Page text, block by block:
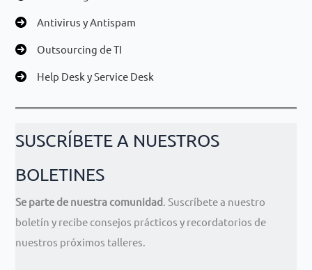
Antivirus y Antispam
Outsourcing de TI
Help Desk y Service Desk
SUSCRÍBETE A NUESTROS
BOLETINES
Se parte de nuestra comunidad. Suscríbete a nuestro
boletín y recibe consejos prácticos y recordatorios de
nuestros próximos talleres.